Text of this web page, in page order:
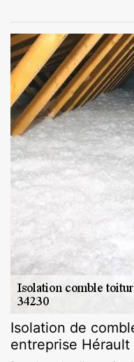
Isolation de
entreprise